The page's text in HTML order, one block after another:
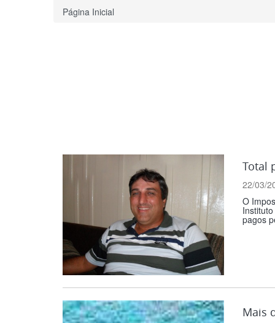
Página Inicial
Total
22/03/
O
pagos
Mais